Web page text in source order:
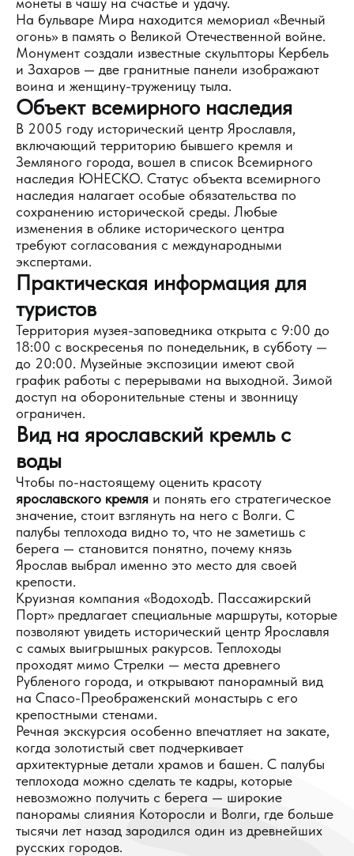
На бульваре Мира находится мемориал «Вечный
огонь» в память о Великой Отечественной войне.
Монумент создали известные скульпторы Кербель
и Захаров — две гранитные панели изображают
воина и женщину-труженицу тыла.
Объект всемирного наследия
В 2005 году исторический центр Ярославля,
включающий территорию бывшего кремля и
Земляного города, вошел в список Всемирного
наследия ЮНЕСКО. Статус объекта всемирного
наследия налагает особые обязательства по
сохранению исторической среды. Любые
изменения в облике исторического центра
требуют согласования с международными
экспертами.
Практическая информация для
туристов
Территория музея-заповедника открыта с 9:00 до
18:00 с воскресенья по понедельник, в субботу —
до 20:00. Музейные экспозиции имеют свой
график работы с перерывами на выходной. Зимой
доступ на оборонительные стены и звонницу
ограничен.
Вид на ярославский кремль с
воды
Чтобы по-настоящему оценить красоту
ярославского кремля и понять его стратегическое
значение, стоит взглянуть на него с Волги. С
палубы теплохода видно то, что не заметишь с
берега — становится понятно, почему князь
Ярослав выбрал именно это место для своей
крепости.
Круизная компания «ВодоходЪ. Пассажирский
Порт» предлагает специальные маршруты, которые
позволяют увидеть исторический центр Ярославля
с самых выигрышных ракурсов. Теплоходы
проходят мимо Стрелки — места древнего
Рубленого города, и открывают панорамный вид
на Спасо-Преображенский монастырь с его
крепостными стенами.
Речная экскурсия особенно впечатляет на закате,
когда золотистый свет подчеркивает
архитектурные детали храмов и башен. С палубы
теплохода можно сделать те кадры, которые
невозможно получить с берега — широкие
панорамы слияния Которосли и Волги, где больше
тысячи лет назад зародился один из древнейших
русских городов.